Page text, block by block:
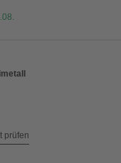
prüfen